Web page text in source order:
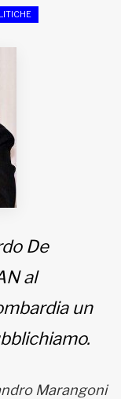
De
al
un
Marangoni